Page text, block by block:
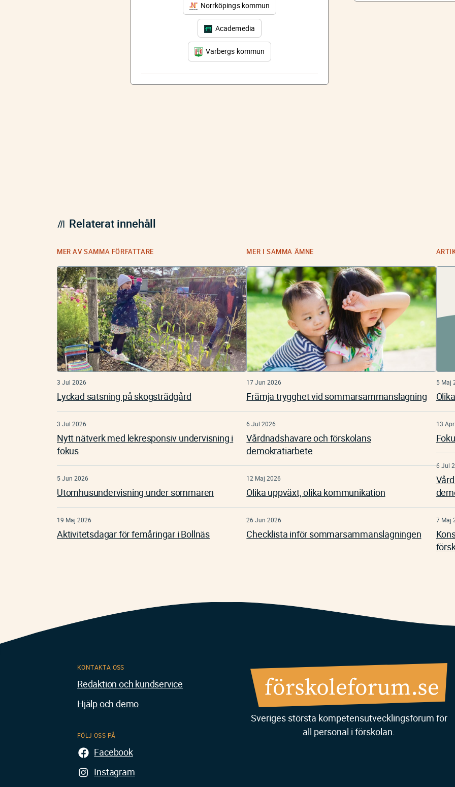
Norrköpings kommun
Academedia
Varbergs kommun
Relaterat innehåll
MER AV SAMMA FÖRFATTARE
3 Jul 2026
Lyckad satsning på skogsträdgård
3 Jul 2026
Nytt nätverk med lekresponsiv undervisning i
fokus
5 Jun 2026
Utomhusundervisning under sommaren
19 Maj 2026
Aktivitetsdagar för femåringar i Bollnäs
MER I SAMMA ÄMNE
17 Jun 2026
Främja trygghet vid sommarsammanslagning
6 Jul 2026
Vårdnadshavare och förskolans
demokratiarbete
12 Maj 2026
Olika uppväxt, olika kommunikation
26 Jun 2026
Checklista inför sommarsammanslagningen
5 Maj
13
6 Jul
7 Maj
Sveriges största kompetensutvecklingsforum för
all personal i förskolan.
KONTAKTA OSS
Redaktion och kundservice
Hjälp och demo
FÖLJ OSS PÅ
Facebook
Instagram